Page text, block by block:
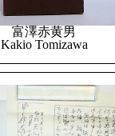
富澤赤黄男
Kakio Tomizawa